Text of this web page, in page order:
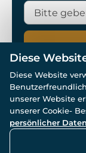
© Alle
Powered
Diese
Diese Website
unserer Website
unserer Cookie-
persönlicher Daten